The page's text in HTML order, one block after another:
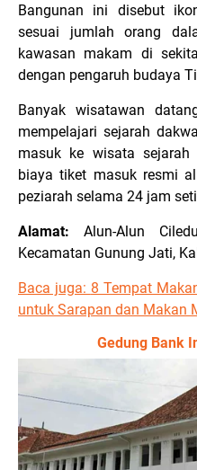
Bangunan ini disebut
sesuai jumlah orang
kawasan makam di
dengan pengaruh budaya
Banyak wisatawan
mempelajari sejarah
masuk ke wisata
biaya tiket masuk resmi
peziarah selama 24 jam
Alamat: Alun-Alun
Kecamatan Gunung Jati,
Baca juga: 8 Tempat
untuk Sarapan dan Makan
Gedung Bank